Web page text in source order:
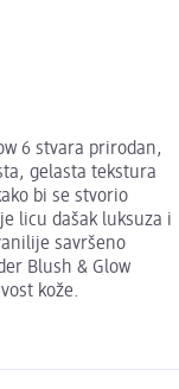
6 stvara prirodan,
gelasta tekstura
bi se stvorio
licu dašak luksuza i
savršeno
Blush & Glow
kože.